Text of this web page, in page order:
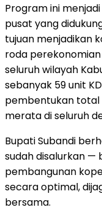
Program ini
pusat yang
tujuan menjadikan
roda perekonomian
seluruh wilayah
sebanyak 59 unit
pembentukan total
merata di seluruh
Bupati Subandi
sudah disalurkan —
pembangunan
secara optimal,
bersama.